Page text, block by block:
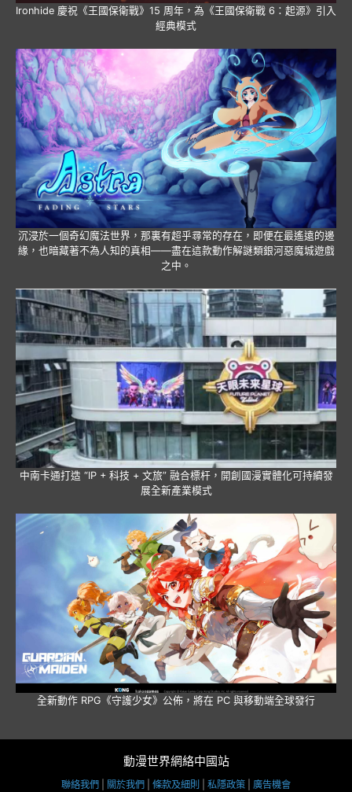
Ironhide 慶祝《王國保衛戰》15 周年，為《王國保衛戰 6：起源》引入
經典模式
沉浸於一個奇幻魔法世界，那裏有超乎尋常的存在，即便在最遙遠的邊
緣，也暗藏著不為人知的真相——盡在這款動作解謎類銀河惡魔城遊戲
之中。
中南卡通打造 “IP + 科技 + 文旅” 融合標杆，開創國漫實體化可持續發
展全新產業模式
全新動作 RPG《守護少女》公佈，將在 PC 與移動端全球發行
動漫世界網絡中國站
聯絡我們 關於我們 條款及細則 私隱政策 廣告機會